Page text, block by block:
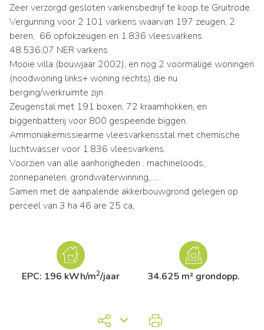
Zeer verzorgd gesloten varkensbedrijf te koop te Gruitrode.
Vergunning voor 2.101 varkens waarvan 197 zeugen, 2
beren, 66 opfokzeugen en 1.836 vleesvarkens.
48.536,07 NER varkens
Mooie villa (bouwjaar 2002), en nog 2 voormalige woningen
(noodwoning links+ woning rechts) die nu
berging/werkruimte zijn.
Zeugenstal met 191 boxen, 72 kraamhokken, en
biggenbatterij voor 800 gespeende biggen.
Ammoniakemissiearme vleesvarkensstal met chemische
luchtwasser voor 1.836 vleesvarkens.
Voorzien van alle aanhorigheden : machineloods,
zonnepanelen, grondwaterwinning,......
Samen met de aanpalende akkerbouwgrond gelegen op
perceel van 3 ha 46 are 25 ca,
EPC: 196 kWh/m2/jaar 34.625 m² grondopp.